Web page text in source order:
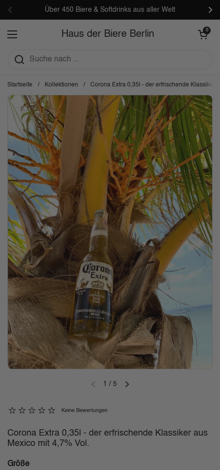
Zum Inhalt springen
Zurück
Über 450 Biere & Softdrinks aus aller Welt
Haus der Biere Berlin
Menü öffnen
Warenkorb
0
Startseite / Kollektionen / Corona Extra 0,35l - der erfrischende Klassiker
Vorherige FolieNächste Folie
1 / 5
Keine Bewertungen
Corona Extra 0,35l - der erfrischende Klassiker aus
Mexico mit 4,7% Vol.
Größe